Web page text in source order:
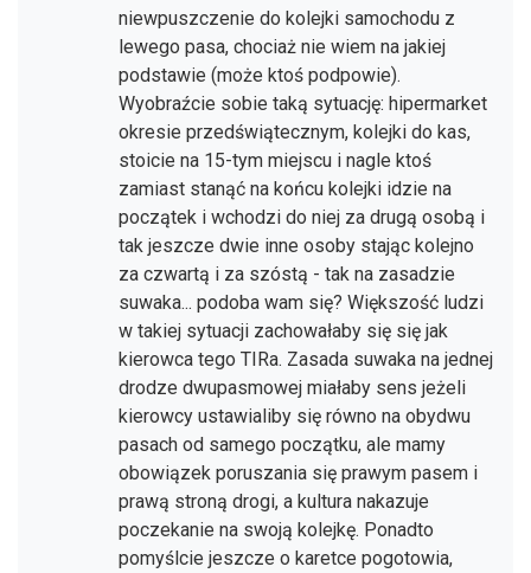
niewpuszczenie do kolejki samochodu z
lewego pasa, chociaż nie wiem na jakiej
podstawie (może ktoś podpowie).
Wyobraźcie sobie taką sytuację: hipermarket
okresie przedświątecznym, kolejki do kas,
stoicie na 15-tym miejscu i nagle ktoś
zamiast stanąć na końcu kolejki idzie na
początek i wchodzi do niej za drugą osobą i
tak jeszcze dwie inne osoby stając kolejno
za czwartą i za szóstą - tak na zasadzie
suwaka... podoba wam się? Większość ludzi
w takiej sytuacji zachowałaby się się jak
kierowca tego TIRa. Zasada suwaka na jednej
drodze dwupasmowej miałaby sens jeżeli
kierowcy ustawialiby się równo na obydwu
pasach od samego początku, ale mamy
obowiązek poruszania się prawym pasem i
prawą stroną drogi, a kultura nakazuje
poczekanie na swoją kolejkę. Ponadto
pomyślcie jeszcze o karetce pogotowia,